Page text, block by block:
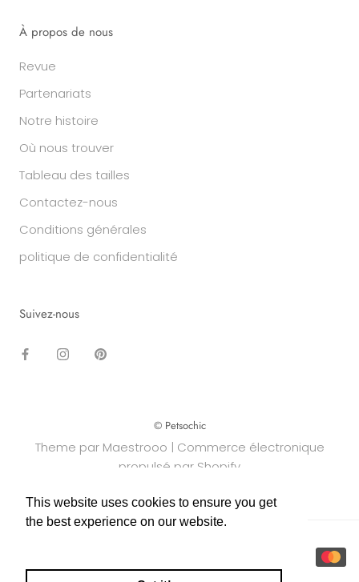
This website uses cookies to ensure you get
the best experience on our website.
This website uses cookies to ensure you get
the best experience on our website.
À propos de nous
Revue
Partenariats
Notre histoire
Où nous trouver
Tableau des tailles
Contactez-nous
Conditions générales
politique de confidentialité
Suivez-nous
© Petsochic
Theme par Maestrooo | Commerce électronique
propulsé par Shopify